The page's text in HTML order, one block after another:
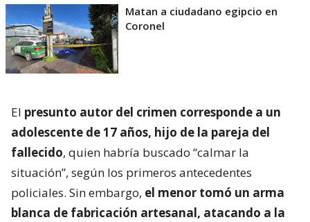
Matan a ciudadano egipcio en
Coronel
El presunto autor del crimen corresponde a un
adolescente de 17 años, hijo de la pareja del
fallecido, quien habría buscado “calmar la
situación”, según los primeros antecedentes
policiales. Sin embargo, el menor tomó un arma
blanca de fabricación artesanal, atacando a la